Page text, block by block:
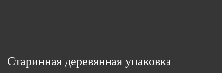
Старинная деревянная упаковка